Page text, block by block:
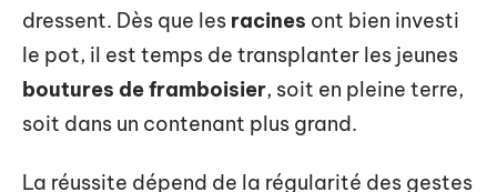
dressent. Dès que les racines ont bien investi
le pot, il est temps de transplanter les jeunes
boutures de framboisier, soit en pleine terre,
soit dans un contenant plus grand.
La réussite dépend de la régularité des gestes